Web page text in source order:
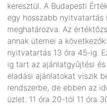
keresztül. A Budapesti
egy hosszabb nyitvatartás
meghatározva. Az
annak ütemei a
nyitvatartás 13 óra 45-ig.
ig tart az ajánlatgyűjtési
eladási ajánlatokat viszik
rendszerbe, de ebben az
üzlet. 11 óra 20-tól 11 óra